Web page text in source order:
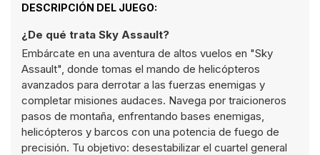
DESCRIPCIÓN DEL JUEGO:
¿De qué trata Sky Assault?
Embárcate en una aventura de altos vuelos en "Sky
Assault", donde tomas el mando de helicópteros
avanzados para derrotar a las fuerzas enemigas y
completar misiones audaces. Navega por traicioneros
pasos de montaña, enfrentando bases enemigas,
helicópteros y barcos con una potencia de fuego de
precisión. Tu objetivo: desestabilizar el cuartel general